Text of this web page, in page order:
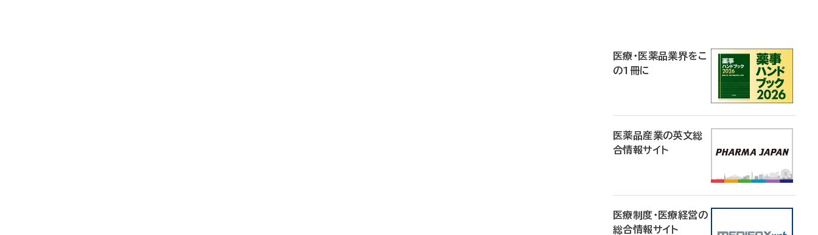
医療・医薬品業界をこ
の1冊に
医薬品産業の英文総
合情報サイト
医療制度・医療経営の
総合情報サイト